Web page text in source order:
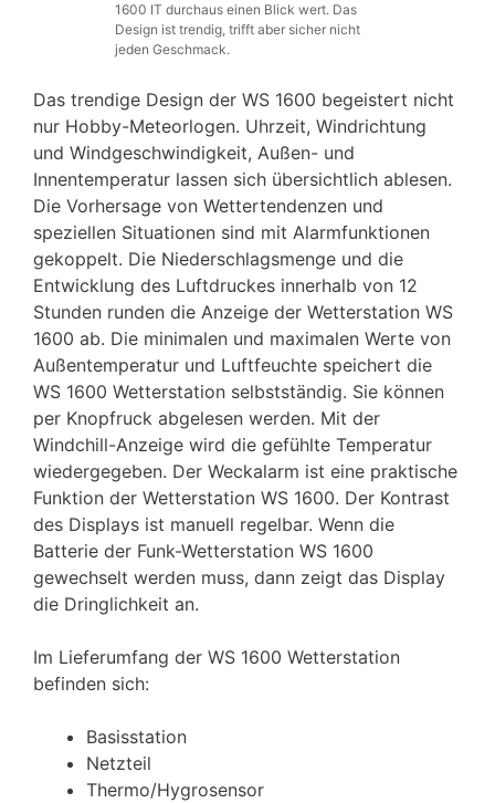
1600 IT durchaus einen Blick wert. Das
Design ist trendig, trifft aber sicher nicht
jeden Geschmack.
Das trendige Design der WS 1600 begeistert nicht
nur Hobby-Meteorlogen. Uhrzeit, Windrichtung
und Windgeschwindigkeit, Außen- und
Innentemperatur lassen sich übersichtlich ablesen.
Die Vorhersage von Wettertendenzen und
speziellen Situationen sind mit Alarmfunktionen
gekoppelt. Die Niederschlagsmenge und die
Entwicklung des Luftdruckes innerhalb von 12
Stunden runden die Anzeige der Wetterstation WS
1600 ab. Die minimalen und maximalen Werte von
Außentemperatur und Luftfeuchte speichert die
WS 1600 Wetterstation selbstständig. Sie können
per Knopfruck abgelesen werden. Mit der
Windchill-Anzeige wird die gefühlte Temperatur
wiedergegeben. Der Weckalarm ist eine praktische
Funktion der Wetterstation WS 1600. Der Kontrast
des Displays ist manuell regelbar. Wenn die
Batterie der Funk-Wetterstation WS 1600
gewechselt werden muss, dann zeigt das Display
die Dringlichkeit an.
Im Lieferumfang der WS 1600 Wetterstation
befinden sich:
Basisstation
Netzteil
Thermo/Hygrosensor